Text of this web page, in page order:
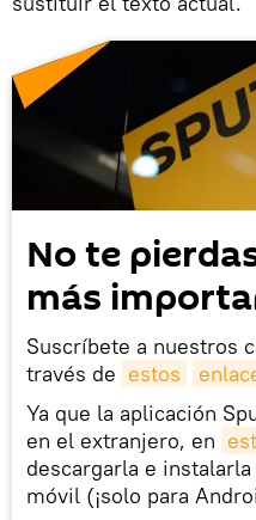
No te
más
Suscríbete a nuestros
través de estos
Ya que la aplicación
en el extranjero, en
descargarla e
móvil (¡solo para